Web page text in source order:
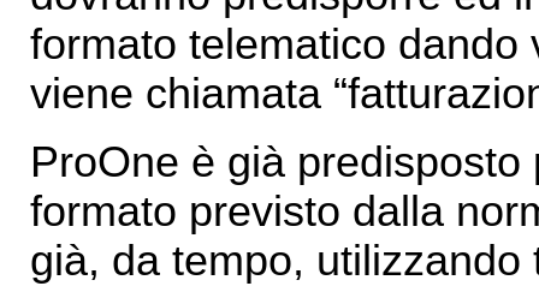
formato telematico
viene chiamata
ProOne è già
formato previsto dalla
già, da tempo,